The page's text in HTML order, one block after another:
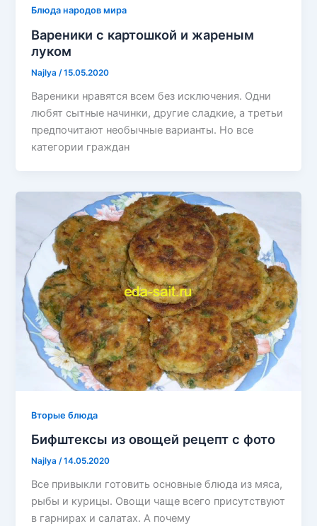
Блюда народов мира
Вареники с картошкой и жареным
луком
Najlya/15.05.2020
Вареники нравятся всем без исключения. Одни
любят сытные начинки, другие сладкие, а третьи
предпочитают необычные варианты. Но все
категории граждан
Вторые блюда
Бифштексы из овощей рецепт с фото
Najlya/14.05.2020
Все привыкли готовить основные блюда из мяса,
рыбы и курицы. Овощи чаще всего присутствуют
в гарнирах и салатах. А почему